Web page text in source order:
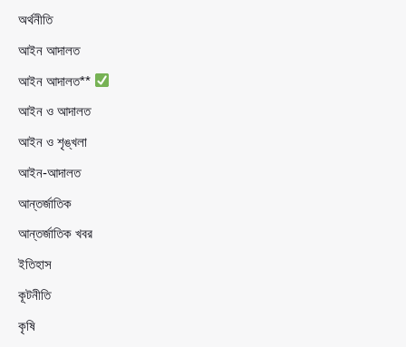
অর্থনীতি
আইন আদালত
আইন আদালত**
আইন ও আদালত
আইন ও শৃঙ্খলা
আইন-আদালত
আন্তর্জাতিক
আন্তর্জাতিক খবর
ইতিহাস
কূটনীতি
কৃষি